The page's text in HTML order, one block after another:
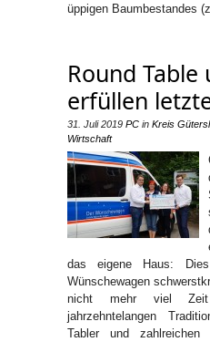
üppigen Baumbestandes
Round Table
erfüllen
31. Juli 2019 PC in Kreis
Wirtschaft
das eigene Haus:
Wünschewagen
nicht mehr viel Zeit
jahrzehntelangen
Tabler und